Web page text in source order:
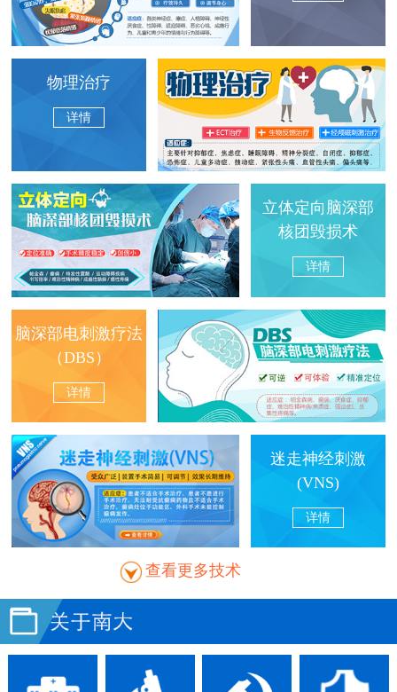
物理治疗
详情
立体定向脑深部
核团毁损术
详情
脑深部电刺激疗法
（DBS）
详情
迷走神经刺激
(VNS)
详情
查看更多技术